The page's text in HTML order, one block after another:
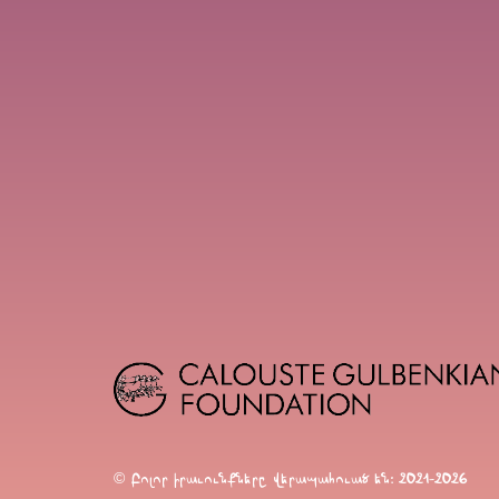
© Բոլոր իրաւունքները վերապահուած են։ 2021-2026